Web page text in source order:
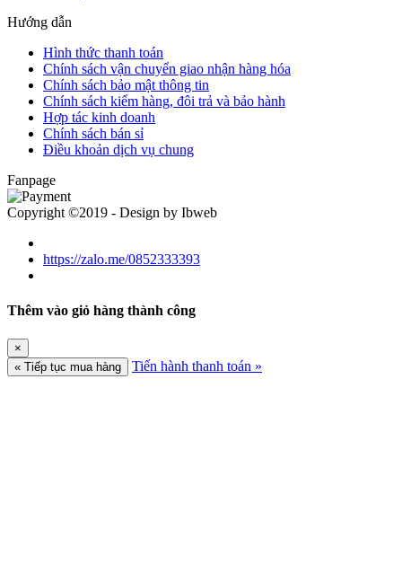
Hướng dẫn
Hình thức thanh toán
Chính sách vận chuyển giao nhận hàng hóa
Chính sách bảo mật thông tin
Chính sách kiểm hàng, đôi trả và bảo hành
Hợp tác kinh doanh
Chính sách bán sỉ
Điều khoản dịch vụ chung
Fanpage
Copyright ©2019 - Design by Ibweb
https://zalo.me/0852333393
Thêm vào giỏ hàng thành công
×
« Tiếp tục mua hàng
Tiến hành thanh toán »